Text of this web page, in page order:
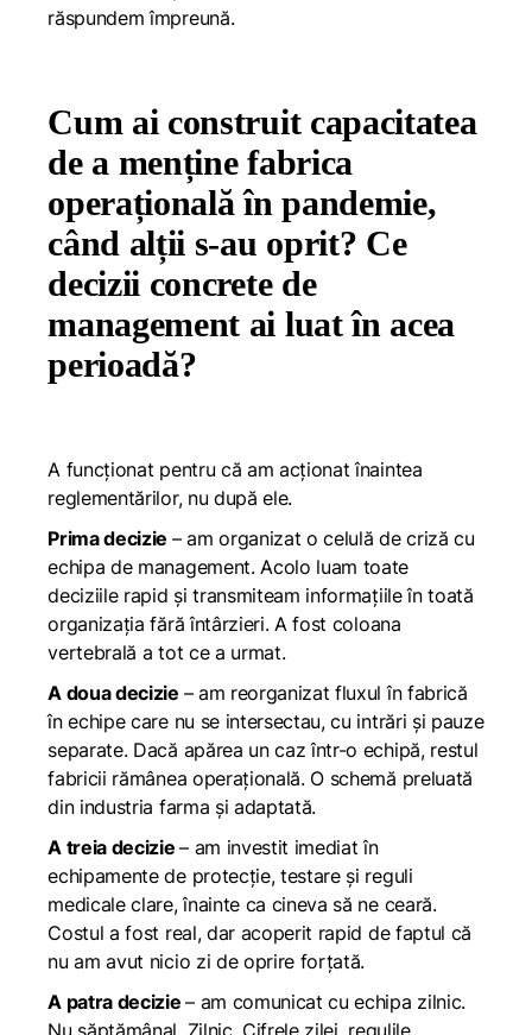
răspundem împreună.
Cum ai construit capacitatea
de a menține fabrica
operațională în pandemie,
când alții s-au oprit? Ce
decizii concrete de
management ai luat în acea
perioadă?
A funcționat pentru că am acționat înaintea
reglementărilor, nu după ele.
Prima decizie – am organizat o celulă de criză cu
echipa de management. Acolo luam toate
deciziile rapid și transmiteam informațiile în toată
organizația fără întârzieri. A fost coloana
vertebrală a tot ce a urmat.
A doua decizie – am reorganizat fluxul în fabrică
în echipe care nu se intersectau, cu intrări și pauze
separate. Dacă apărea un caz într-o echipă, restul
fabricii rămânea operațională. O schemă preluată
din industria farma și adaptată.
A treia decizie– am investit imediat în
echipamente de protecție, testare și reguli
medicale clare, înainte ca cineva să ne ceară.
Costul a fost real, dar acoperit rapid de faptul că
nu am avut nicio zi de oprire forțată.
A patra decizie– am comunicat cu echipa zilnic.
Nu săptămânal. Zilnic. Cifrele zilei, regulile